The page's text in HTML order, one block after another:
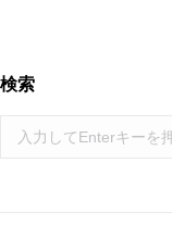
検索
Search: